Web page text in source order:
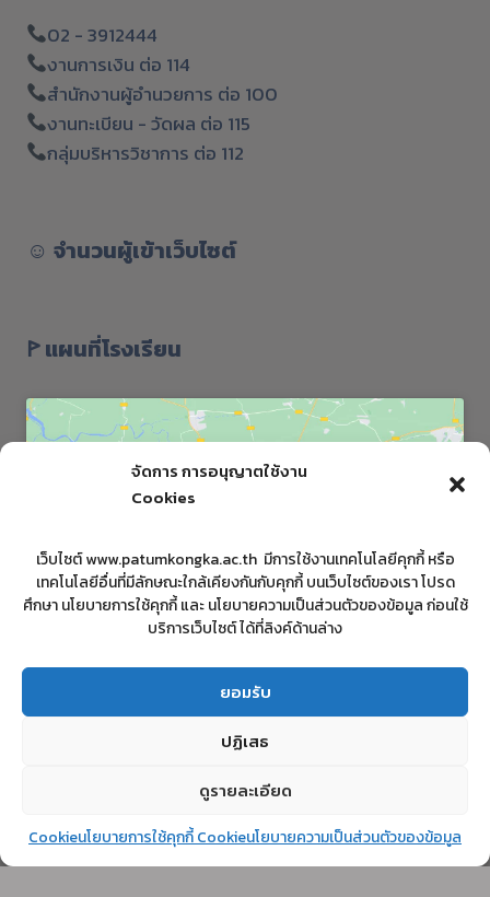
จัดการ การอนุญาตใช้งาน
Cookies
เว็บไซต์ www.patumkongka.ac.th มีการใช้งานเทคโนโลยีคุกกี้ หรือ
เทคโนโลยีอื่นที่มีลักษณะใกล้เคียงกันกับคุกกี้ บนเว็บไซต์ของเรา โปรด
ศึกษา นโยบายการใช้คุกกี้ และ นโยบายความเป็นส่วนตัวของข้อมูล ก่อนใช้
บริการเว็บไซต์ ได้ที่ลิงค์ด้านล่าง
ยอมรับ
ปฏิเสธ
ดูรายละเอียด
Cookieนโยบายการใช้คุกกี้ Cookieนโยบายความเป็นส่วนตัวของข้อมูล
02 - 3912444
งานการเงิน ต่อ 114
สำนักงานผู้อำนวยการ ต่อ 100
งานทะเบียน - วัดผล ต่อ 115
กลุ่มบริหารวิชาการ ต่อ 112
☺︎ จำนวนผู้เข้าเว็บไซต์
ꚰ แผนที่โรงเรียน
enable this content
© 2026 patumkongka school โรงเรียนปทุมคงคา
พัฒนาโดย :: นางสาวรุ่งนภา ไพรัตน์ | งานคอมพิวเตอร์